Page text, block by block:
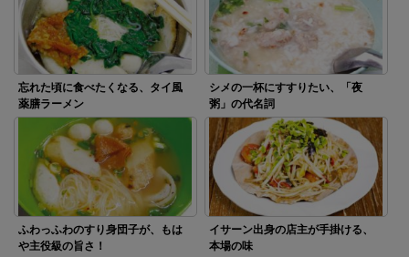
忘れた頃に食べたくなる、タイ風
薬膳ラーメン
シメの一杯にすすりたい、「夜
粥」の代名詞
ふわっふわのすり身団子が、もは
や主役級の旨さ！
イサーン出身の店主が手掛ける、
本場の味